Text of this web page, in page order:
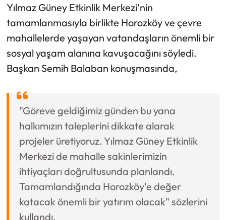
Yılmaz Güney Etkinlik Merkezi'nin
tamamlanmasıyla birlikte Horozköy ve çevre
mahallelerde yaşayan vatandaşların önemli bir
sosyal yaşam alanına kavuşacağını söyledi.
Başkan Semih Balaban konuşmasında,
"Göreve geldiğimiz günden bu yana
halkımızın taleplerini dikkate alarak
projeler üretiyoruz. Yılmaz Güney Etkinlik
Merkezi de mahalle sakinlerimizin
ihtiyaçları doğrultusunda planlandı.
Tamamlandığında Horozköy'e değer
katacak önemli bir yatırım olacak" sözlerini
kullandı.